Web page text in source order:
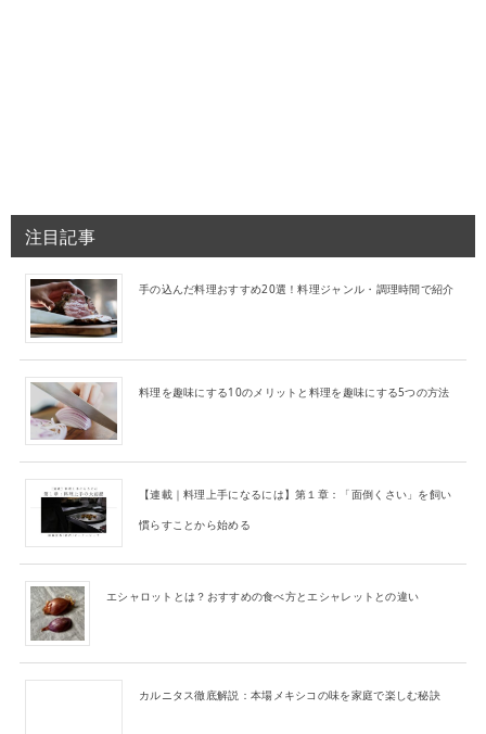
注目記事
手の込んだ料理おすすめ20選！料理ジャンル・調理時間で紹介
料理を趣味にする10のメリットと料理を趣味にする5つの方法
【連載｜料理上手になるには】第１章：「面倒くさい」を飼い
慣らすことから始める
エシャロットとは？おすすめの食べ方とエシャレットとの違い
カルニタス徹底解説：本場メキシコの味を家庭で楽しむ秘訣